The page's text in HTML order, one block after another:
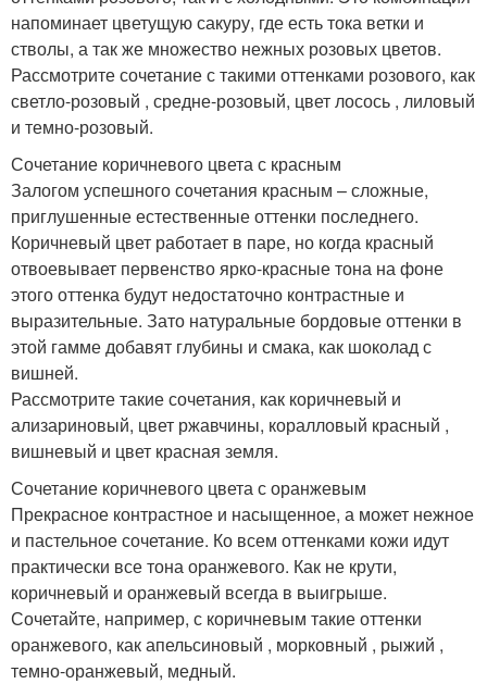
напоминает цветущую сакуру, где есть тока ветки и
стволы, а так же множество нежных розовых цветов.
Рассмотрите сочетание с такими оттенками розового, как
светло-розовый , средне-розовый, цвет лосось , лиловый
и темно-розовый.
Сочетание коричневого цвета с красным
Залогом успешного сочетания красным – сложные,
приглушенные естественные оттенки последнего.
Коричневый цвет работает в паре, но когда красный
отвоевывает первенство ярко-красные тона на фоне
этого оттенка будут недостаточно контрастные и
выразительные. Зато натуральные бордовые оттенки в
этой гамме добавят глубины и смака, как шоколад с
вишней.
Рассмотрите такие сочетания, как коричневый и
ализариновый, цвет ржавчины, коралловый красный ,
вишневый и цвет красная земля.
Сочетание коричневого цвета с оранжевым
Прекрасное контрастное и насыщенное, а может нежное
и пастельное сочетание. Ко всем оттенками кожи идут
практически все тона оранжевого. Как не крути,
коричневый и оранжевый всегда в выигрыше.
Сочетайте, например, с коричневым такие оттенки
оранжевого, как апельсиновый , морковный , рыжий ,
темно-оранжевый, медный.